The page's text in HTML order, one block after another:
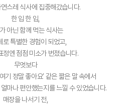
스레 식사에 집중해갔습니다.
한 입 한 입,
아닌 함께 먹는 식사는
로 특별한 경험이 되었고,
정엔 점점 미소가 번졌습니다.
무엇보다
여기 정말 좋아요’ 같은 짧은 말 속에서
마나 편안했는지를 느낄 수 있었습니다.
매장을 나서기 전,